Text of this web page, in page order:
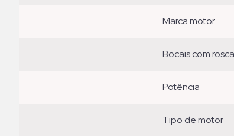
marca motor
bocais com rosca
potência
tipo de motor